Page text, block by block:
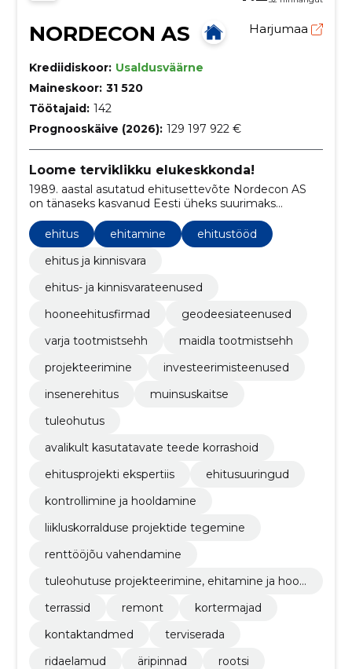
NORDECON AS Harjumaa
Krediidiskoor: Usaldusväärne
Maineskoor: 31 520
Töötajaid: 142
Prognooskäive (2026): 129 197 922 €
Loome terviklikku elukeskkonda!
1989. aastal asutatud ehitusettevõte Nordecon AS
on tänaseks kasvanud Eesti üheks suurimaks
ehituskontserniks.
ehitus
ehitamine
ehitustööd
ehitus ja kinnisvara
ehitus- ja kinnisvarateenused
hooneehitusfirmad
geodeesiateenused
varja tootmistsehh
maidla tootmistsehh
projekteerimine
investeerimisteenused
insenerehitus
muinsuskaitse
tuleohutus
avalikult kasutatavate teede korrashoid
ehitusprojekti ekspertiis
ehitusuuringud
kontrollimine ja hooldamine
liikluskorralduse projektide tegemine
renttööjõu vahendamine
tuleohutuse projekteerimine, ehitamine ja hool
terrassid
remont
kortermajad
kontaktandmed
terviserada
ridaelamud
äripinnad rootsi